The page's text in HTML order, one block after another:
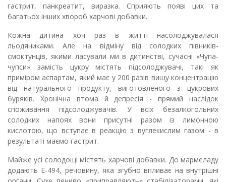
гастрит, панкреатит, виразка. Сприяють появі цих та
багатьох інших хвороб харчові добавки.
Кожна дитина хоч раз в житті насолоджувалася
льодяниками. Але на відміну від солодких півників-
смоктунців, якими ласували ми в дитинстві, сучасні «Чупа-
чупси» замість цукру містять підсолоджувачі, такі як
приміром аспартам, який має у 200 разів вищу концентрацію
від натурального продукту, виготовленого з цукрових
буряків. Хронічна втома й депресія - прямий наслідок
споживання підсолоджувачів. У всіх безалкогольних
солодких напоях вони присутні разом із лимонною
кислотою, що вступає в реакцію з вуглекислим газом - в
результаті маємо гастрит.
Майже усі солодощі містять харчові добавки. До мармеладу
додають Е-494, речовину, яка згубно впливає на внутрішні